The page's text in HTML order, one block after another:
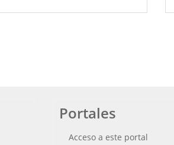
Portales
Acceso a este portal